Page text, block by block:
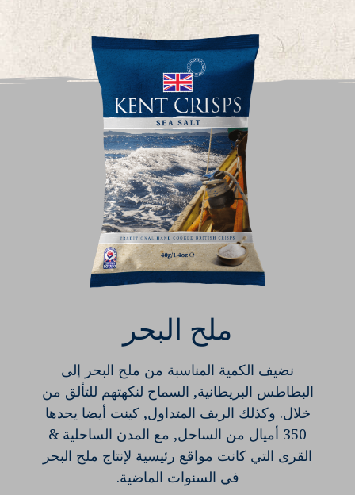
ملح البحر
نضيف الكمية المناسبة من ملح البحر إلى
البطاطس البريطانية, السماح لنكهتهم للتألق من
خلال. وكذلك الريف المتداول, كينت أيضا يحدها
350 أميال من الساحل, مع المدن الساحلية &
القرى التي كانت مواقع رئيسية لإنتاج ملح البحر
في السنوات الماضية.